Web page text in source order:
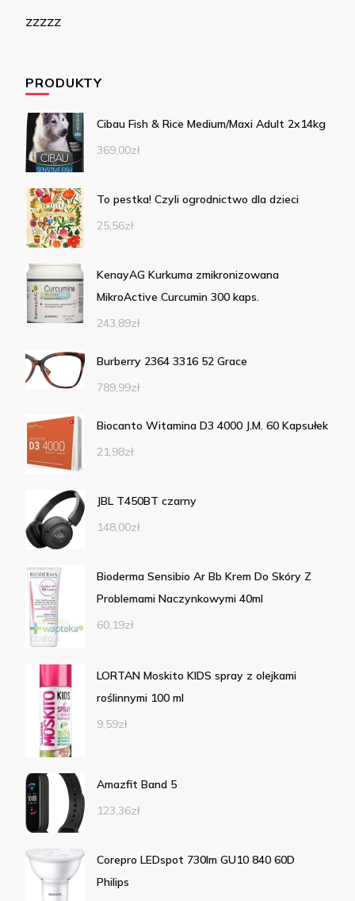
zzzzz
PRODUKTY
Cibau Fish & Rice Medium/Maxi Adult 2x14kg
369,00zł
To pestka! Czyli ogrodnictwo dla dzieci
25,56zł
KenayAG Kurkuma zmikronizowana
MikroActive Curcumin 300 kaps.
243,89zł
Burberry 2364 3316 52 Grace
789,99zł
Biocanto Witamina D3 4000 J.M. 60 Kapsułek
21,98zł
JBL T450BT czarny
148,00zł
Bioderma Sensibio Ar Bb Krem Do Skóry Z
Problemami Naczynkowymi 40ml
60,19zł
LORTAN Moskito KIDS spray z olejkami
roślinnymi 100 ml
9,59zł
Amazfit Band 5
123,36zł
Corepro LEDspot 730lm GU10 840 60D
Philips